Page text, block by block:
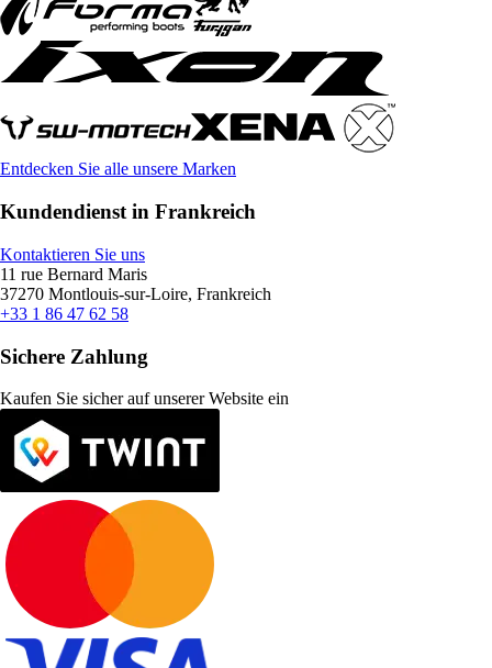
Entdecken Sie alle unsere Marken
Kundendienst in Frankreich
Kontaktieren Sie uns
11 rue Bernard Maris
37270 Montlouis-sur-Loire, Frankreich
+33 1 86 47 62 58
Sichere Zahlung
Kaufen Sie sicher auf unserer Website ein